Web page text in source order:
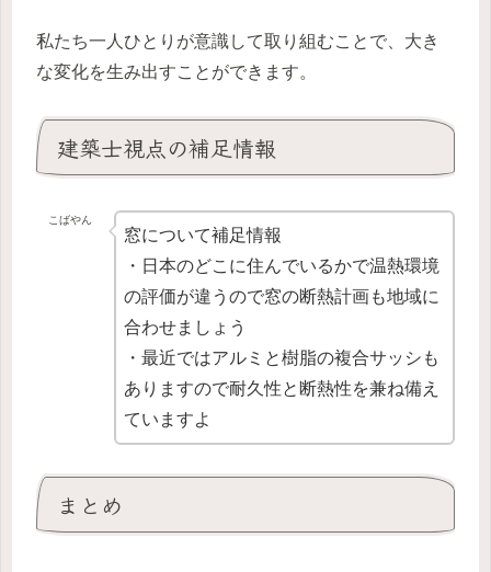
私たち一人ひとりが意識して取り組むことで、大き
な変化を生み出すことができます。
建築士視点の補足情報
こばやん
窓について補足情報
・日本のどこに住んでいるかで温熱環境
の評価が違うので窓の断熱計画も地域に
合わせましょう
・最近ではアルミと樹脂の複合サッシも
ありますので耐久性と断熱性を兼ね備え
ていますよ
まとめ